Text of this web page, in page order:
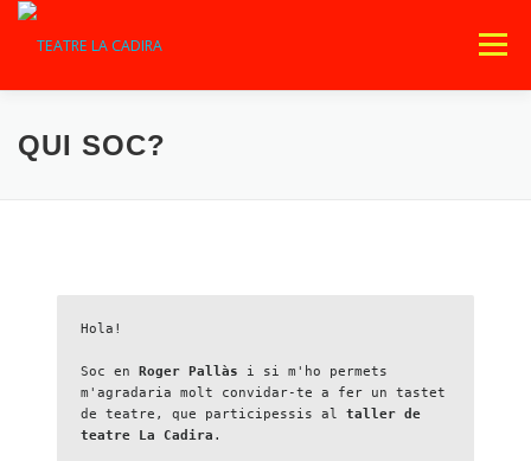
Vés
contingut
Menú
INICI PROPERAMENT
QUI SOC?
Hola!
Soc en Roger Pallàs i si m'ho permets
m'agradaria molt convidar-te a fer un tastet
de teatre, que participessis al taller de
teatre La Cadira .